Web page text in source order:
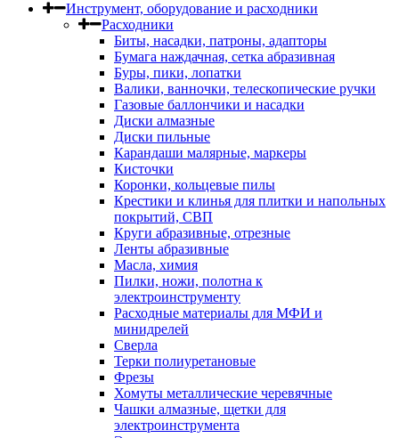
Инструмент, оборудование и расходники
Расходники
Биты, насадки, патроны, адапторы
Бумага наждачная, сетка абразивная
Буры, пики, лопатки
Валики, ванночки, телескопические ручки
Газовые баллончики и насадки
Диски алмазные
Диски пильные
Карандаши малярные, маркеры
Кисточки
Коронки, кольцевые пилы
Крестики и клинья для плитки и напольных
покрытий, СВП
Круги абразивные, отрезные
Ленты абразивные
Масла, химия
Пилки, ножи, полотна к
электроинструменту
Расходные материалы для МФИ и
минидрелей
Сверла
Терки полиуретановые
Фрезы
Хомуты металлические черевячные
Чашки алмазные, щетки для
электроинструмента